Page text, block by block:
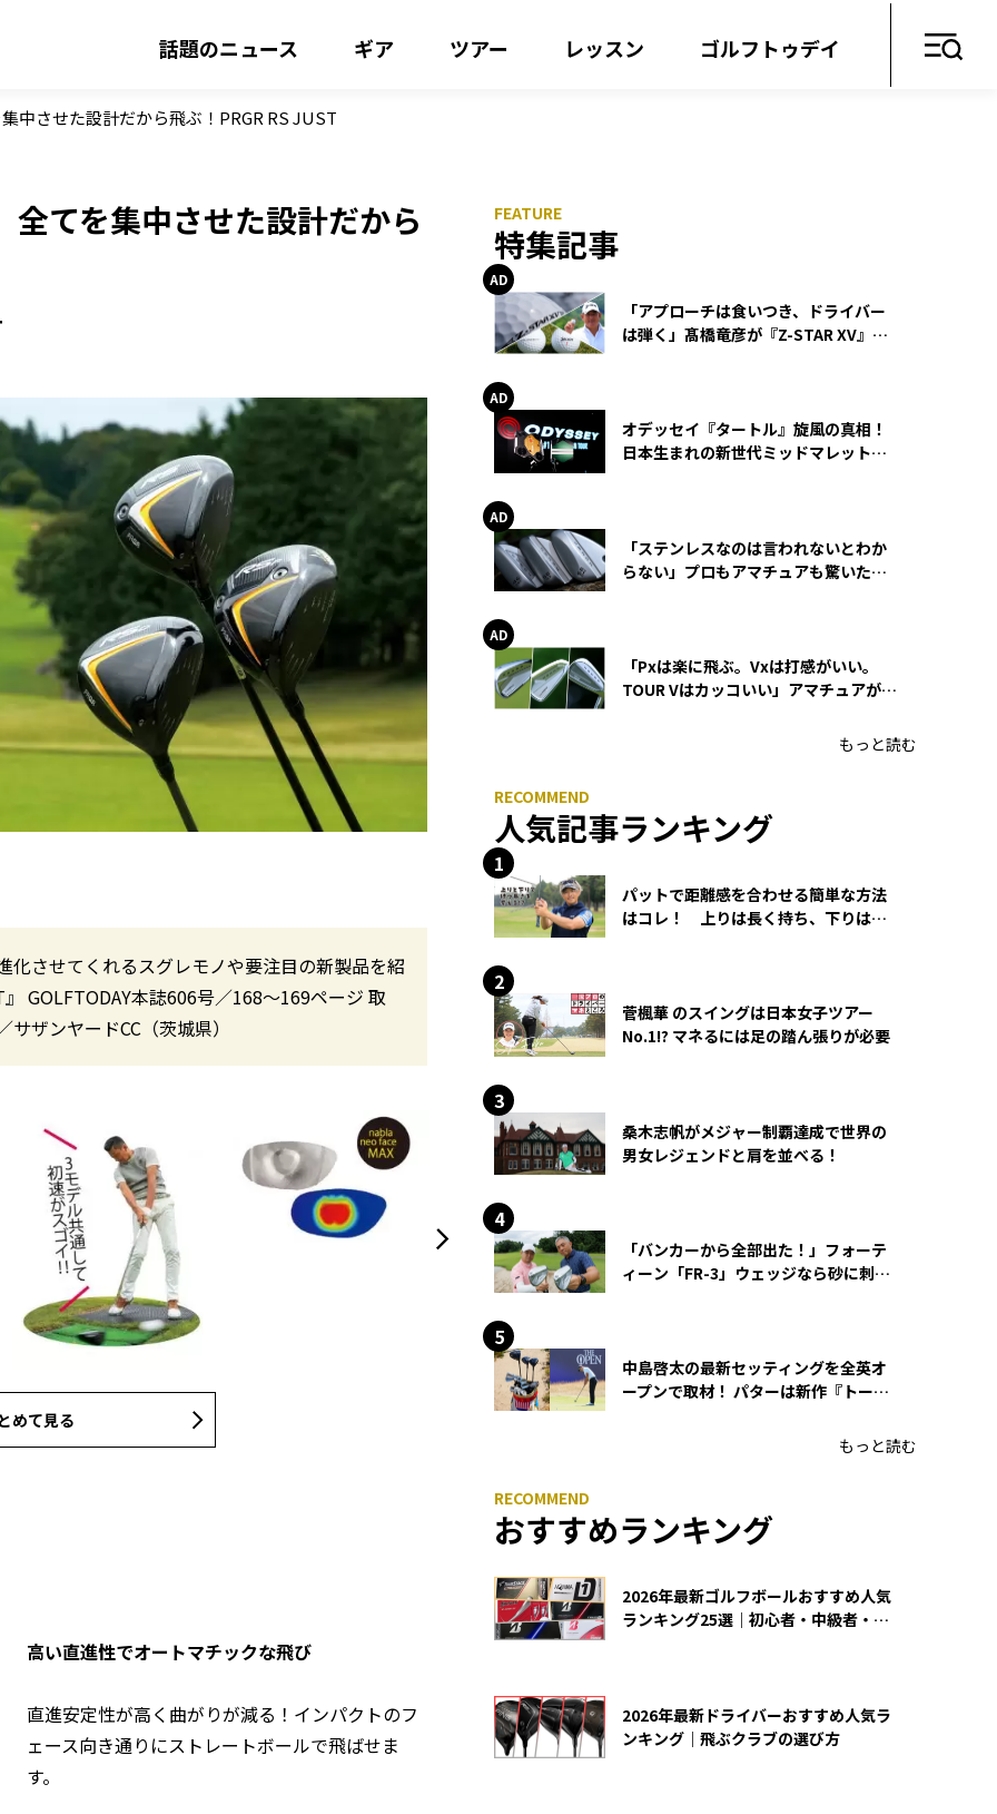
話題のニュース ギア ツアー レッスン ゴルフトゥデイ
中させた設計だから飛ぶ！PRGR RS JUST
てを集中させた設計だから
させてくれるスグレモノや要注目の新製品を紹
GOLFTODAY本誌606号／168〜169ページ 取
ザンヤードCC（茨城県）
めて見る
高い直進性でオートマチックな飛び
直進安定性が高く曲がりが減る！インパクトのフ
ェース向き通りにストレートボールで飛ばせま
す。
特集記事
「アプローチは食いつき、ドライバー
は弾く」髙橋竜彦が『Z-STAR XV』を
オデッセイ『タートル』旋風の真相！
日本生まれの新世代ミッドマレットが
「ステンレスなのは言われないとわか
らない」プロもアマチュアも驚いた
「Pxは楽に飛ぶ。Vxは打感がいい。
TOUR Vはカッコいい」アマチュアが選
もっと読む
人気記事ランキング
パットで距離感を合わせる簡単な方法
はコレ！ 上りは長く持ち、下りは短
菅楓華 のスイングは日本女子ツアー
No.1!? マネるには足の踏ん張りが必要
桑木志帆がメジャー制覇達成で世界の
男女レジェンドと肩を並べる！
「バンカーから全部出た！」フォーテ
ィーン「FR-3」ウェッジなら砂に刺さ
中島啓太の最新セッティングを全英オ
ープンで取材！ パターは新作『トーチ
もっと読む
おすすめランキング
2026年最新ゴルフボールおすすめ人気
ランキング25選｜初心者・中級者・上
2026年最新ドライバーおすすめ人気ラ
ンキング｜飛ぶクラブの選び方